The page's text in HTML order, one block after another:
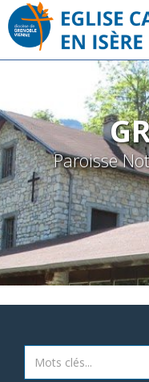
Paroisse